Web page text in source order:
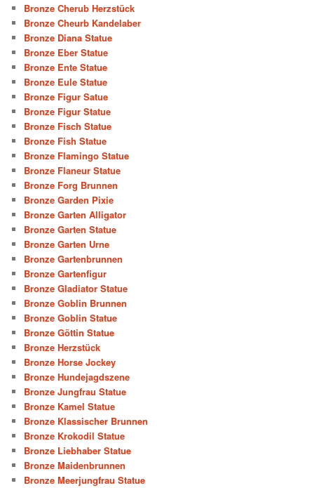
Bronze Cherub Herzstück
Bronze Cheurb Kandelaber
Bronze Diana Statue
Bronze Eber Statue
Bronze Ente Statue
Bronze Eule Statue
Bronze Figur Satue
Bronze Figur Statue
Bronze Fisch Statue
Bronze Fish Statue
Bronze Flamingo Statue
Bronze Flaneur Statue
Bronze Forg Brunnen
Bronze Garden Pixie
Bronze Garten Alligator
Bronze Garten Statue
Bronze Garten Urne
Bronze Gartenbrunnen
Bronze Gartenfigur
Bronze Gladiator Statue
Bronze Goblin Brunnen
Bronze Goblin Statue
Bronze Göttin Statue
Bronze Herzstück
Bronze Horse Jockey
Bronze Hundejagdszene
Bronze Jungfrau Statue
Bronze Kamel Statue
Bronze Klassischer Brunnen
Bronze Krokodil Statue
Bronze Liebhaber Statue
Bronze Maidenbrunnen
Bronze Meerjungfrau Statue